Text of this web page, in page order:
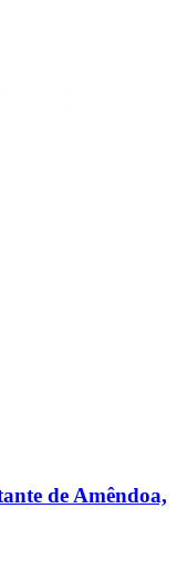
de Amêndoa,